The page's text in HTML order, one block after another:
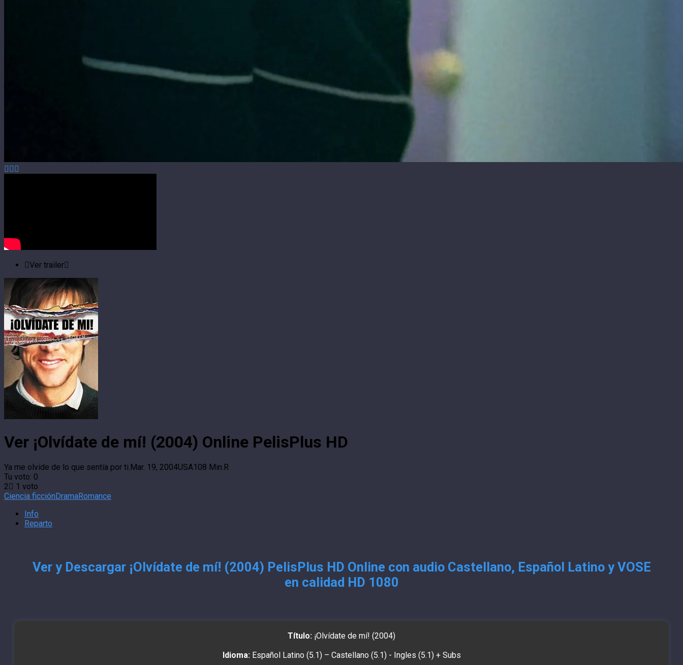
Ver trailer
Ver ¡Olvídate de mí! (2004) Online PelisPlus HD
Ya me olvide de lo que sentía por ti.Mar. 19, 2004USA108 Min.R
Tu voto: 0
2
1 voto
Ciencia ficciónDramaRomance
Info
Reparto
Ver y Descargar ¡Olvídate de mí! (2004) PelisPlus HD Online con audio Castellano, Español Latino y VOSE
en calidad HD 1080
Título: ¡Olvídate de mí! (2004)
Idioma: Español Latino (5.1) – Castellano (5.1) - Ingles (5.1) + Subs